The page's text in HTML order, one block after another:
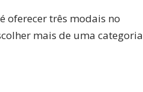
oferecer três modais no
mais de uma categoria